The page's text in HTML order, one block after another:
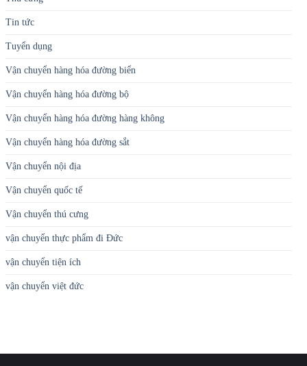
Tin tức
Tuyển dụng
Vận chuyển hàng hóa đường biển
Vận chuyển hàng hóa đường bộ
Vận chuyển hàng hóa đường hàng không
Vận chuyển hàng hóa đường sắt
Vận chuyển nội địa
Vận chuyển quốc tế
Vận chuyển thú cưng
vận chuyển thực phẩm đi Đức
vận chuyển tiện ích
vận chuyển việt đức